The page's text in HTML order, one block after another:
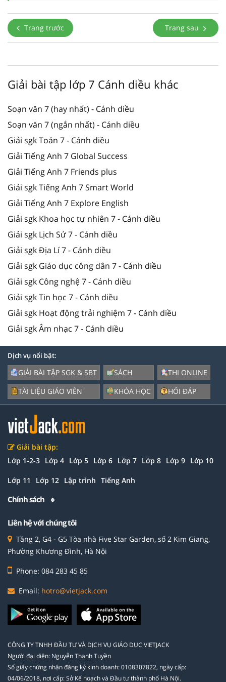
Trang trước Trang sau
Giải bài tập lớp 7 Cánh diều khác
Soạn văn 7 (hay nhất) - Cánh diều
Soạn văn 7 (ngắn nhất) - Cánh diều
Giải sgk Toán 7 - Cánh diều
Giải Tiếng Anh 7 Global Success
Giải Tiếng Anh 7 Friends plus
Giải sgk Tiếng Anh 7 Smart World
Giải Tiếng Anh 7 Explore English
Giải sgk Khoa học tự nhiên 7 - Cánh diều
Giải sgk Lịch Sử 7 - Cánh diều
Giải sgk Địa Lí 7 - Cánh diều
Giải sgk Giáo dục công dân 7 - Cánh diều
Giải sgk Công nghệ 7 - Cánh diều
Giải sgk Tin học 7 - Cánh diều
Giải sgk Hoạt động trải nghiệm 7 - Cánh diều
Giải sgk Âm nhạc 7 - Cánh diều
Dịch vụ nổi bật:
GIẢI BÀI TẬP SGK & SBT
TÀI LIỆU GIÁO VIÊN
SÁCH
KHÓA HỌC
THI ONLINE
HỎI ĐÁP
Giải bài tập:
Lớp 1-2-3 Lớp 4 Lớp 5 Lớp 6 Lớp 7 Lớp 8 Lớp 9 Lớp 10
Lớp 11 Lớp 12 Lập trình Tiếng Anh
Chính sách
Liên hệ với chúng tôi
Tầng 2, G4 - G5 Tòa nhà Five Star Garden, số 2 Kim Giang,
Phường Khương Đình, Hà Nội
Phone: 084 283 45 85
Email: hotro@vietjack.com
CÔNG TY TNHH ĐẦU TƯ VÀ DỊCH VỤ GIÁO DỤC VIETJACK
Người đại diện: Nguyễn Thanh Tuyền
Số giấy chứng nhận đăng ký kinh doanh: 0108307822, ngày cấp:
04/06/2018, nơi cấp: Sở Kế hoạch và Đầu tư thành phố Hà Nội.